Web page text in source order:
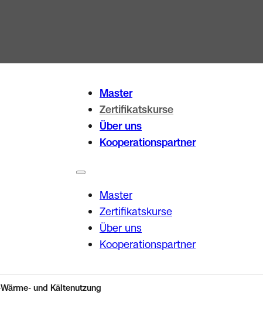
Master
Zertifikatskurse
Über uns
Kooperationspartner
Master
Zertifikatskurse
Über uns
Kooperationspartner
Wärme- und Kältenutzung